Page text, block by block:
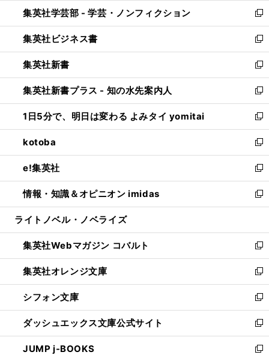
く
で
開
く
ド
ウ
で
開
く
ィ
ン
ド
ウ
で
開
く
集英社学芸部 - 学芸・ノンフィクション
新
し
い
ウ
ィ
ン
ド
ウ
で
開
く
集英社ビジネス書
新
し
い
ウ
ィ
ン
ド
ウ
で
開
く
集英社新書
新
し
い
ウ
ィ
ン
ド
ウ
で
開
く
集英社新書プラス - 知の水先案内人
新
し
い
ウ
ィ
ン
ド
ウ
で
開
1日5分で、明日は変わる よみタイ yomitai
新
し
い
ウ
ィ
ン
ド
ウ
開
く
kotoba
新
し
い
ウ
ィ
ン
ウ
で
開
く
e!集英社
新
し
い
ウ
ン
ド
ウ
で
開
く
情報・知識＆オピニオン imidas
新
し
ウ
ィ
ン
ド
ウ
で
開
く
ライトノベル・ノベライズ
集英社Webマガジン コバルト
新
し
い
ウ
ィ
ン
ド
ウ
で
集英社オレンジ文庫
新
し
い
ウ
ィ
ン
ド
シフォン文庫
新
し
い
ウ
ィ
ダッシュエックス文庫公式サイト
新
し
い
JUMP j-BOOKS
新